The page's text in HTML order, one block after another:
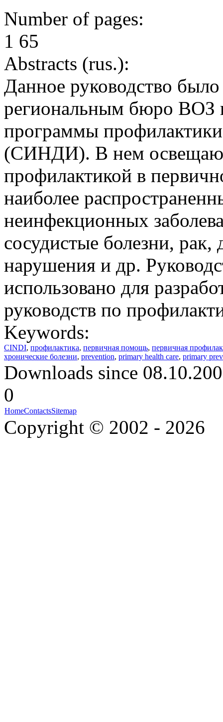
Number of pages:
1 65
Abstracts (rus.):
Данное руководство
региональным бюро ВОЗ
программы
(СИНДИ). В нем
профилактикой в
наиболее
неинфекционных
сосудистые болезни, рак,
нарушения и др.
использовано для
руководств по
Keywords:
CINDI, профилактика, первичная помощь, первичная
хронические болезни, prevention, primary health care, primary
Downloads since
0
HomeContactsSitemap
Copyright © 2002 - 2026